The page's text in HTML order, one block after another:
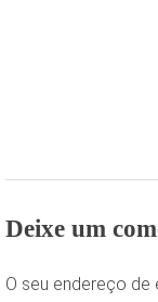
Deixe um
O seu endereço de